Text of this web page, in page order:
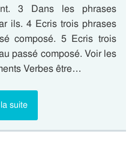
3 Dans les phrases
ils. 4 Ecris trois phrases
composé. 5 Ecris trois
passé composé. Voir les
Verbes être…
suite